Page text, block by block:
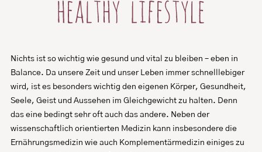
Nichts ist so wichtig wie gesund und vital zu bleiben – eben in
Balance. Da unsere Zeit und unser Leben immer schnelllebiger
wird, ist es besonders wichtig den eigenen Körper, Gesundheit,
Seele, Geist und Aussehen im Gleichgewicht zu halten. Denn
das eine bedingt sehr oft auch das andere. Neben der
wissenschaftlich orientierten Medizin kann insbesondere die
Ernährungsmedizin wie auch Komplementärmedizin einiges zu